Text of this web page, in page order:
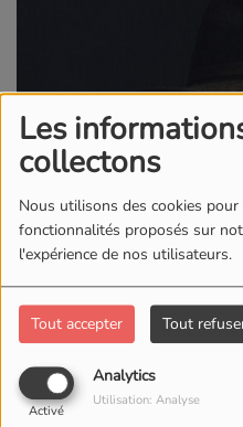
Les
collectons
Nous utilisons des cookies
fonctionnalités proposés sur
l'expérience de nos utilisateurs.
Tout accepter Tout
Analytics
Activé
Utilisation: Analyse